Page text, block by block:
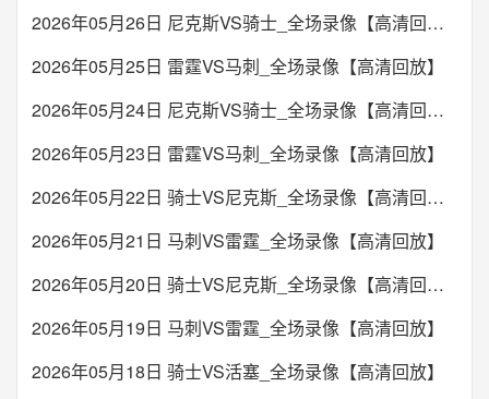
2026年05月26日 尼克斯VS骑士_全场录像【高清回放】
2026年05月25日 雷霆VS马刺_全场录像【高清回放】
2026年05月24日 尼克斯VS骑士_全场录像【高清回放】
2026年05月23日 雷霆VS马刺_全场录像【高清回放】
2026年05月22日 骑士VS尼克斯_全场录像【高清回放】
2026年05月21日 马刺VS雷霆_全场录像【高清回放】
2026年05月20日 骑士VS尼克斯_全场录像【高清回放】
2026年05月19日 马刺VS雷霆_全场录像【高清回放】
2026年05月18日 骑士VS活塞_全场录像【高清回放】